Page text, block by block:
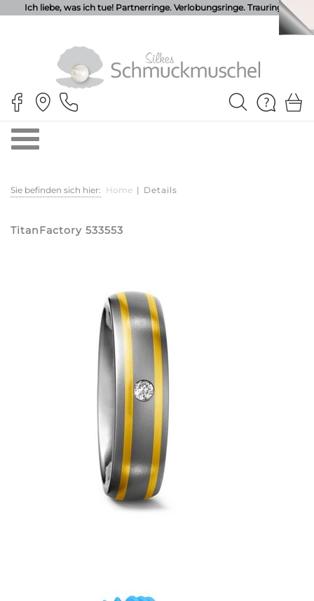
Ich liebe, was ich tue! Partnerringe. Verlobungsringe. Trauringe.
Sie befinden sich hier: Home | Details
TitanFactory 533553